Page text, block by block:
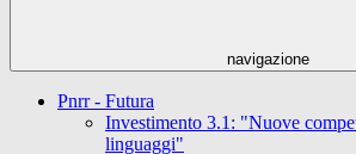
navigazione
Pnrr - Futura
Investimento 3.1: "Nuove
linguaggi"